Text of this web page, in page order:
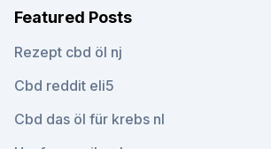
Featured Posts
Rezept cbd öl nj
Cbd reddit eli5
Cbd das öl für krebs nl